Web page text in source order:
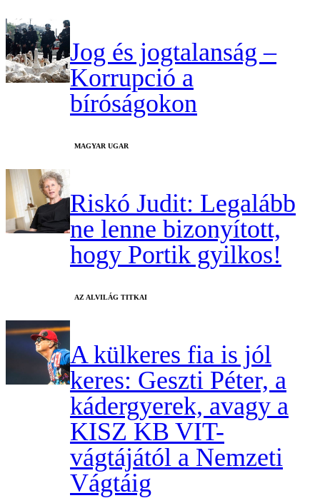
Jog és jogtalanság –
Korrupció a
bíróságokon
MAGYAR UGAR
Riskó Judit: Legalább
ne lenne bizonyított,
hogy Portik gyilkos!
AZ ALVILÁG TITKAI
A külkeres fia is jól
keres: Geszti Péter, a
kádergyerek, avagy a
KISZ KB VIT-
vágtájától a Nemzeti
Vágtáig